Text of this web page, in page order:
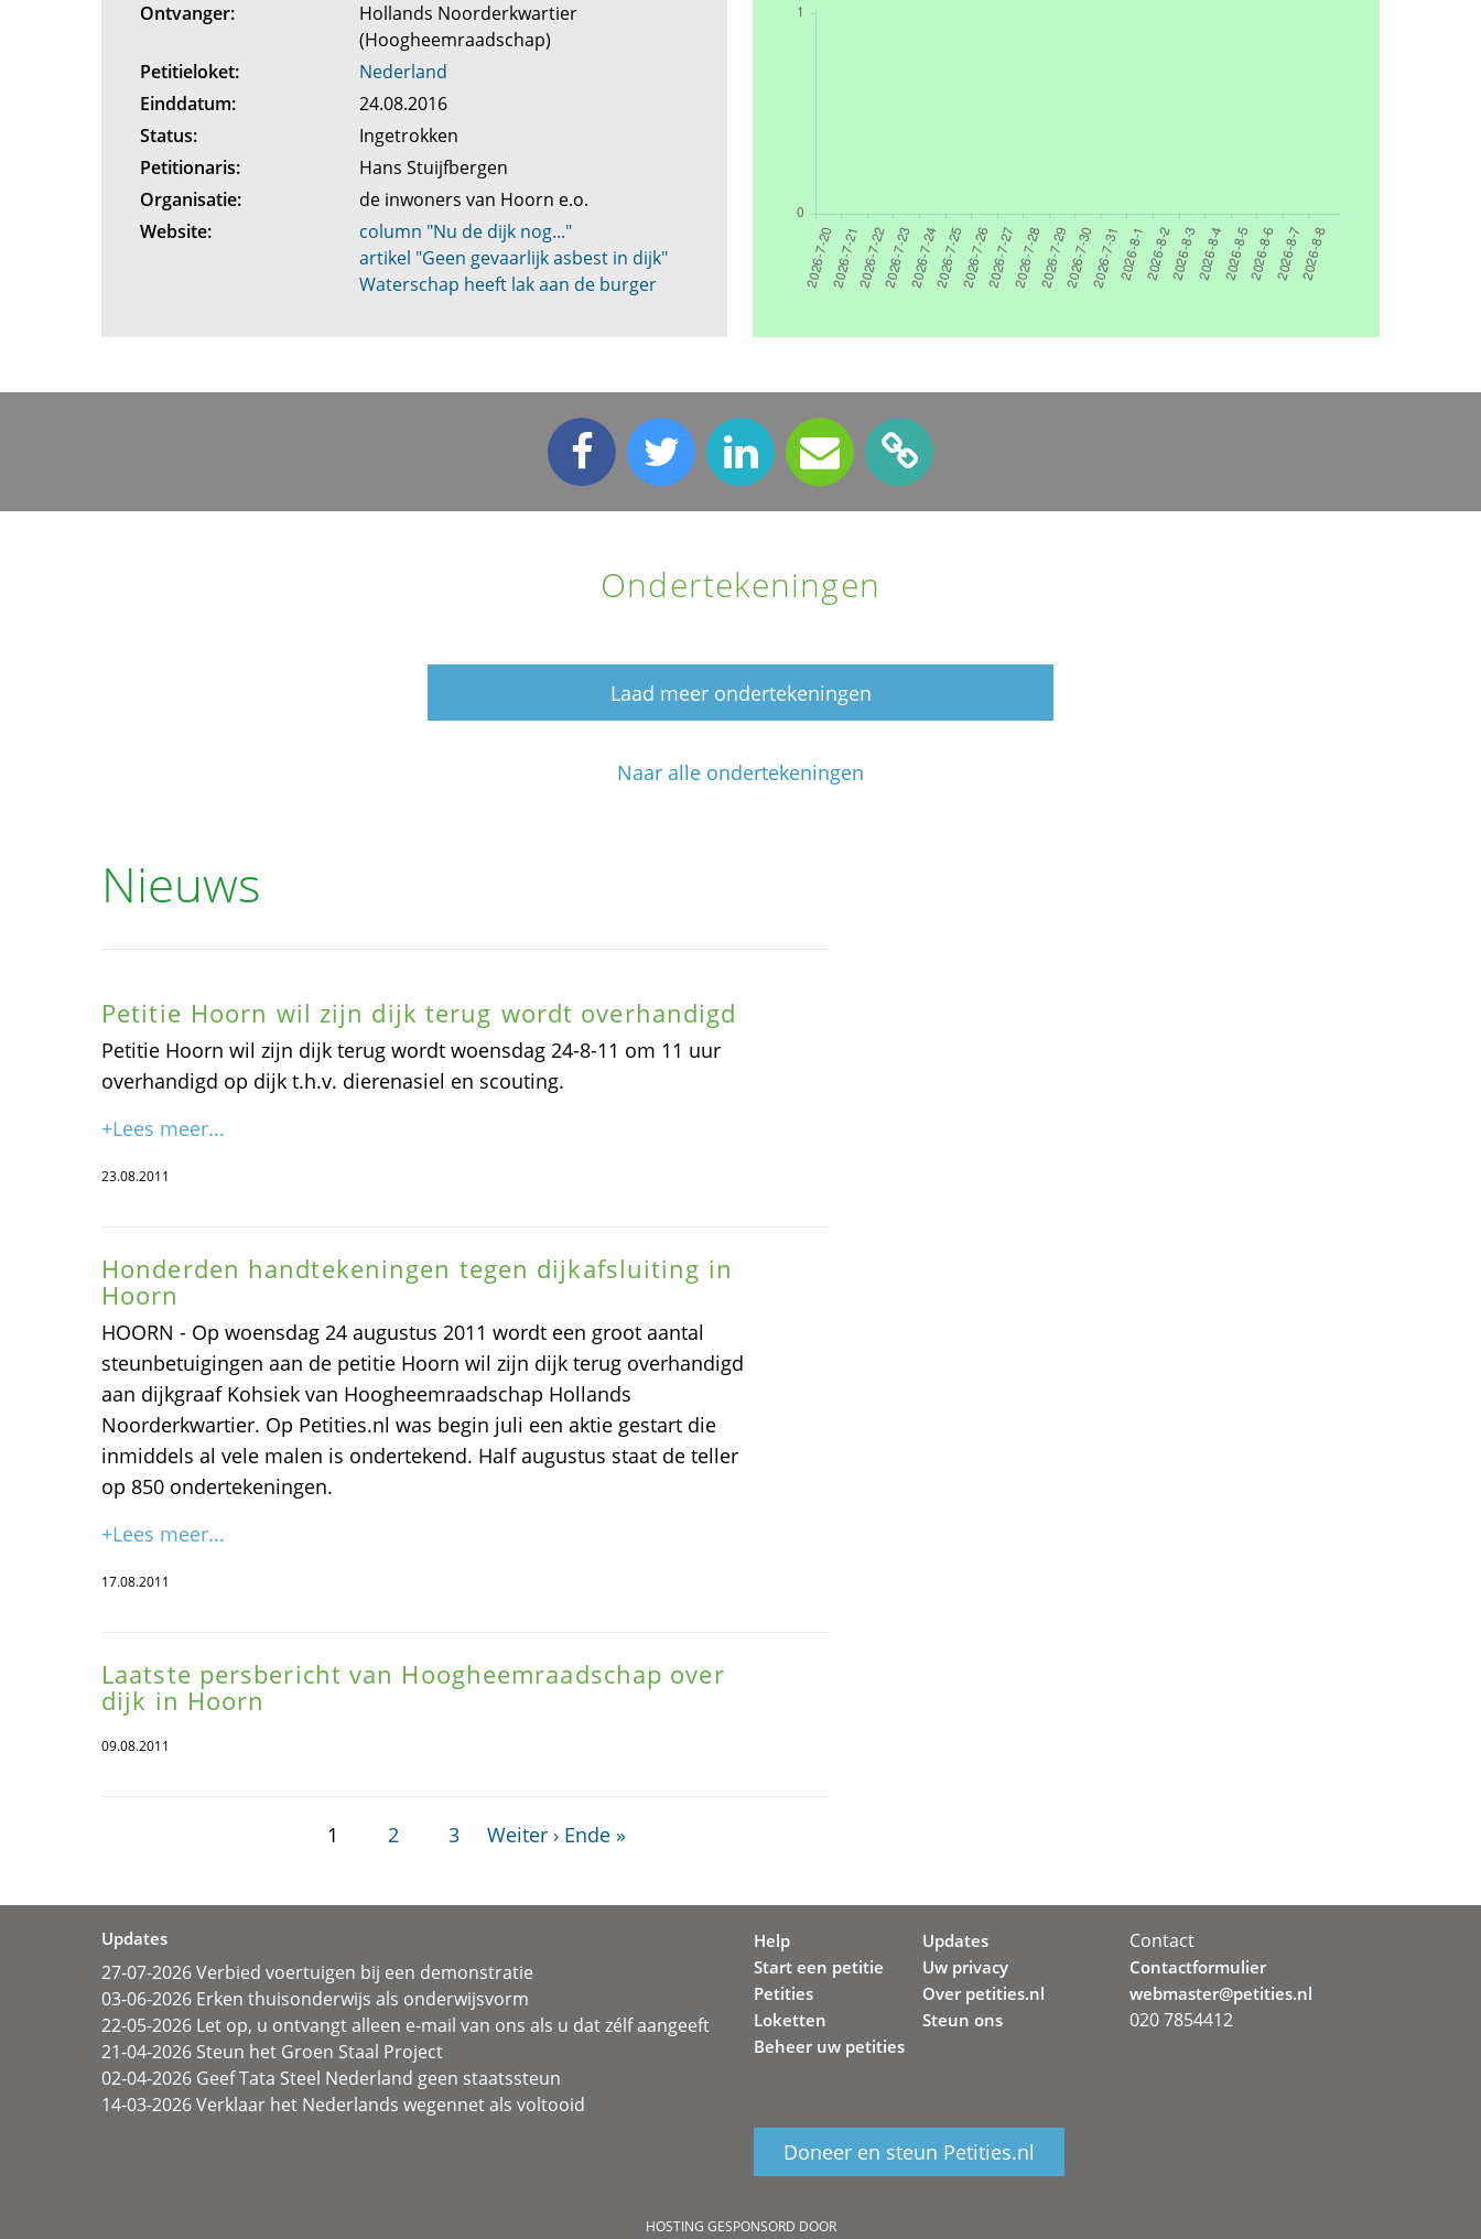
Ontvanger:
Hollands Noorderkwartier
(Hoogheemraadschap)
Petitieloket:
Nederland
Einddatum:
24.08.2016
Status:
Ingetrokken
Petitionaris:
Hans Stuijfbergen
Organisatie:
de inwoners van Hoorn e.o.
Website:
column "Nu de dijk nog..."
artikel "Geen gevaarlijk asbest in dijk"
Waterschap heeft lak aan de burger
Ondertekeningen
Laad meer ondertekeningen
Naar alle ondertekeningen
Nieuws
Petitie Hoorn wil zijn dijk terug wordt overhandigd
Petitie Hoorn wil zijn dijk terug wordt woensdag 24-8-11 om 11 uur
overhandigd op dijk t.h.v. dierenasiel en scouting.
+Lees meer...
23.08.2011
Honderden handtekeningen tegen dijkafsluiting in
Hoorn
HOORN - Op woensdag 24 augustus 2011 wordt een groot aantal
steunbetuigingen aan de petitie Hoorn wil zijn dijk terug overhandigd
aan dijkgraaf Kohsiek van Hoogheemraadschap Hollands
Noorderkwartier. Op Petities.nl was begin juli een aktie gestart die
inmiddels al vele malen is ondertekend. Half augustus staat de teller
op 850 ondertekeningen.
+Lees meer...
17.08.2011
Laatste persbericht van Hoogheemraadschap over
dijk in Hoorn
09.08.2011
1 2 3 Weiter › Ende »
Updates
27-07-2026 Verbied voertuigen bij een demonstratie
03-06-2026 Erken thuisonderwijs als onderwijsvorm
22-05-2026 Let op, u ontvangt alleen e-mail van ons als u dat zélf aangeeft
21-04-2026 Steun het Groen Staal Project
02-04-2026 Geef Tata Steel Nederland geen staatssteun
14-03-2026 Verklaar het Nederlands wegennet als voltooid
Help
Start een petitie
Petities
Loketten
Beheer uw petities
Updates
Uw privacy
Over petities.nl
Steun ons
Doneer en steun Petities.nl
Contact
Contactformulier
webmaster@petities.nl
020 7854412
HOSTING GESPONSORD DOOR